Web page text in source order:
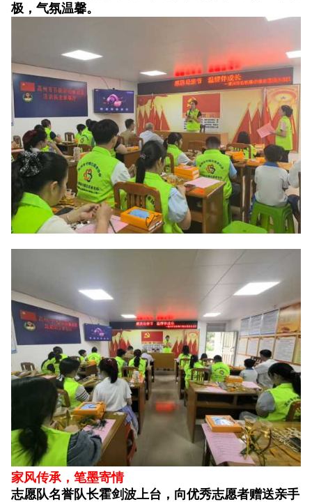
极，气氛温馨。
家风传承，笔墨寄情
志愿队名誉队长霍剑波上台，向优秀志愿者赠送亲手